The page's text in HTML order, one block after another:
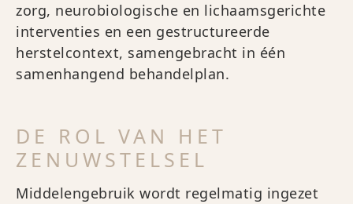
zorg, neurobiologische en lichaamsgerichte
interventies en een gestructureerde
herstelcontext, samengebracht in één
samenhangend behandelplan.
DE ROL VAN HET
ZENUWSTELSEL
Middelengebruik wordt regelmatig ingezet